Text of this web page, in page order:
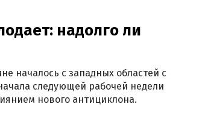
надолго ли
началось с западных областей с
следующей рабочей недели
нового антициклона.